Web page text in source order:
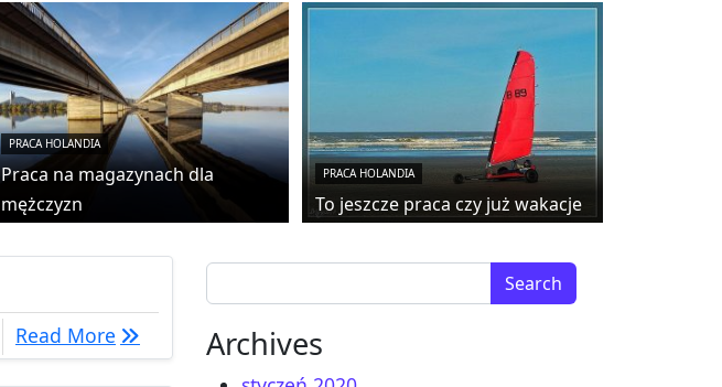
PRACA HOLANDIA
Praca na magazynach dla
mężczyzn
PRACA HOLANDIA
To jeszcze praca czy już wakacje
Read More x
Search for:
Archives